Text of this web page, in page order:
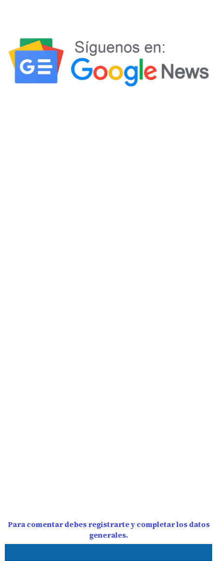
Para comentar debes registrarte y completar los datos
generales.